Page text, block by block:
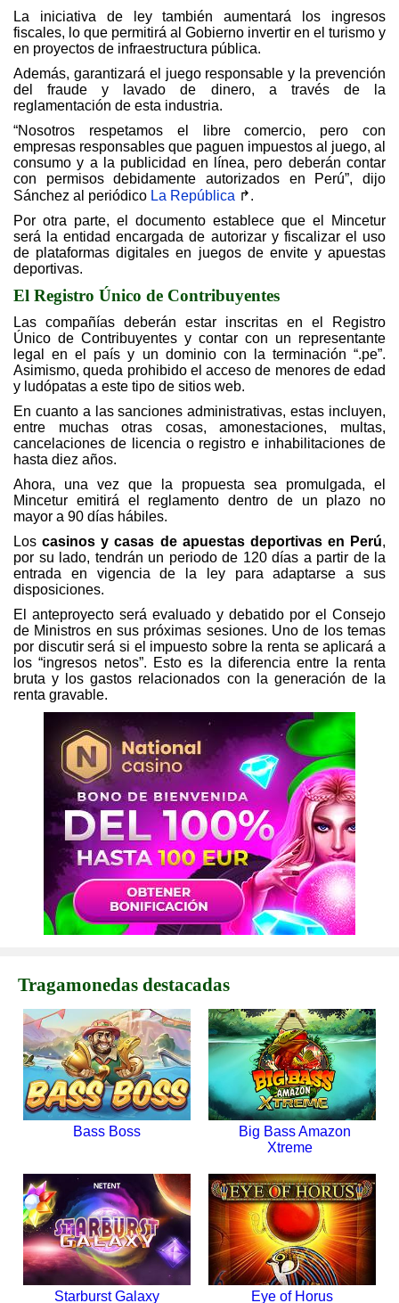
La iniciativa de ley también aumentará los ingresos
fiscales, lo que permitirá al Gobierno invertir en el turismo y
en proyectos de infraestructura pública.
Además, garantizará el juego responsable y la prevención
del fraude y lavado de dinero, a través de la
reglamentación de esta industria.
“Nosotros respetamos el libre comercio, pero con
empresas responsables que paguen impuestos al juego, al
consumo y a la publicidad en línea, pero deberán contar
con permisos debidamente autorizados en Perú”, dijo
Sánchez al periódico La República ↱.
Por otra parte, el documento establece que el Mincetur
será la entidad encargada de autorizar y fiscalizar el uso
de plataformas digitales en juegos de envite y apuestas
deportivas.
El Registro Único de Contribuyentes
Las compañías deberán estar inscritas en el Registro
Único de Contribuyentes y contar con un representante
legal en el país y un dominio con la terminación “.pe”.
Asimismo, queda prohibido el acceso de menores de edad
y ludópatas a este tipo de sitios web.
En cuanto a las sanciones administrativas, estas incluyen,
entre muchas otras cosas, amonestaciones, multas,
cancelaciones de licencia o registro e inhabilitaciones de
hasta diez años.
Ahora, una vez que la propuesta sea promulgada, el
Mincetur emitirá el reglamento dentro de un plazo no
mayor a 90 días hábiles.
Loscasinos y casas de apuestas deportivas en Perú,
por su lado, tendrán un periodo de 120 días a partir de la
entrada en vigencia de la ley para adaptarse a sus
disposiciones.
El anteproyecto será evaluado y debatido por el Consejo
de Ministros en sus próximas sesiones. Uno de los temas
por discutir será si el impuesto sobre la renta se aplicará a
los “ingresos netos”. Esto es la diferencia entre la renta
bruta y los gastos relacionados con la generación de la
renta gravable.
Tragamonedas destacadas
Bass Boss
Big Bass Amazon
Xtreme
Starburst Galaxy Eye of Horus